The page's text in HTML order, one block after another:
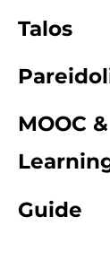
Talos
MOOC
Guide